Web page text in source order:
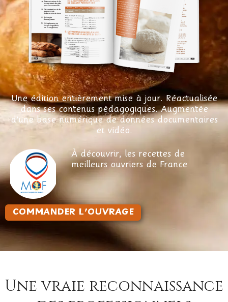
Une édition entièrement mise à jour. Réactualisée
dans ses contenus pédagogiques. Augmentée
d’une base numérique de données documentaires
et vidéo.
À découvrir, les recettes de
meilleurs ouvriers de France
COMMANDER L'OUVRAGE
Une vraie reconnaissance